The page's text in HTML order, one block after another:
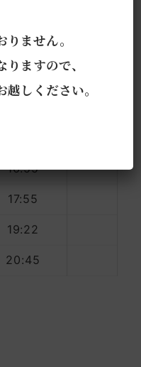
11:30
13:05
16:55
17:55
19:22
20:45
ません。
ますので、
しください。